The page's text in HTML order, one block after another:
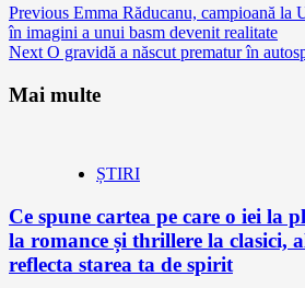
Continue
Reading
Previous Emma Răducanu, campioană la
în imagini a unui basm devenit realitate
Next O gravidă a născut prematur în
Mai multe
ȘTIRI
Ce spune cartea pe care o iei la
la romance și thrillere la clasici,
reflecta starea ta de spirit